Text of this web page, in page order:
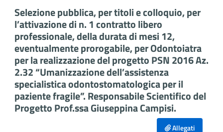
Selezione pubblica, per titoli e colloquio, per
l’attivazione di n. 1 contratto libero
professionale, della durata di mesi 12,
eventualmente prorogabile, per Odontoiatra
per la realizzazione del progetto PSN 2016 Az.
2.32 “Umanizzazione dell’assistenza
specialistica odontostomatologica per il
paziente fragile”. Responsabile Scientifico del
Progetto Prof.ssa Giuseppina Campisi.
Allegati